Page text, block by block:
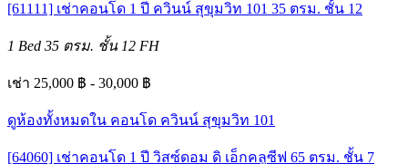
[61111] เช่าคอนโด 1 ปี ควินน์ สุขุมวิท 101 35 ตรม. ชั้น 12
1 Bed 35 ตรม. ชั้น 12 FH
เช่า 25,000 ฿ - 30,000 ฿
ดูห้องทั้งหมดใน คอนโด ควินน์ สุขุมวิท 101
[64060] เช่าคอนโด 1 ปี วิสซ์ดอม ดิ เอ็กคลูซีฟ 65 ตรม. ชั้น 7